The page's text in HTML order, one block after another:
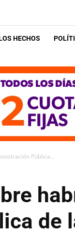
HECHOS
Pública...
de